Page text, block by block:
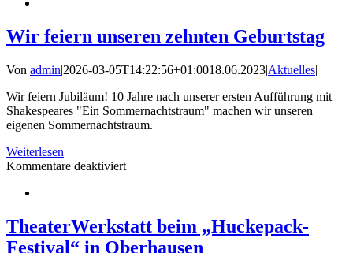
Wir feiern unseren zehnten Geburtstag
Von admin|2026-03-05T14:22:56+01:0018.06.2023|Aktuelles|
Wir feiern Jubiläum! 10 Jahre nach unserer ersten Aufführung mit
Shakespeares "Ein Sommernachtstraum" machen wir unseren
eigenen Sommernachtstraum.
Weiterlesen
Kommentare deaktiviertfür
zehnten
Geburtstag
TheaterWerkstatt beim „Huckepack-
Festival“ in Oberhausen